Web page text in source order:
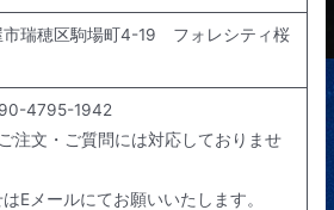
市瑞穂区駒場町4-19 フォレシティ桜
4795-1942
注文・ご質問には対応しておりませ
Eメールにてお願いいたします。